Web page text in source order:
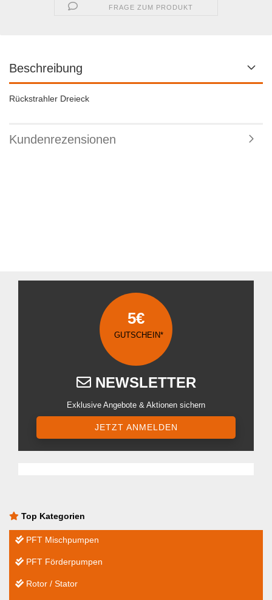
FRAGE ZUM PRODUKT
Beschreibung
Rückstrahler Dreieck
Kundenrezensionen
5€
GUTSCHEIN*
NEWSLETTER
Exklusive Angebote & Aktionen sichern
JETZT ANMELDEN
Top Kategorien
PFT Mischpumpen
PFT Förderpumpen
Rotor / Stator